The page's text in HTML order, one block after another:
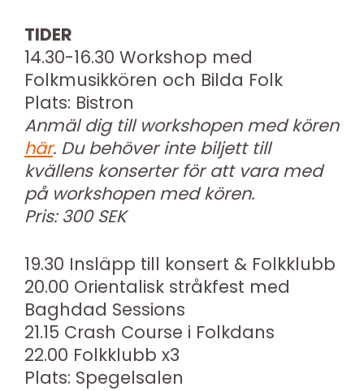
TIDER
14.30-16.30 Workshop med
Folkmusikkören och Bilda Folk
Plats: Bistron
Anmäl dig till workshopen med kören
här. Du behöver inte biljett till
kvällens konserter för att vara med
på workshopen med kören.
Pris: 300 SEK
19.30 Insläpp till konsert & Folkklubb
20.00 Orientalisk stråkfest med
Baghdad Sessions
21.15 Crash Course i Folkdans
22.00 Folkklubb x3
Plats: Spegelsalen